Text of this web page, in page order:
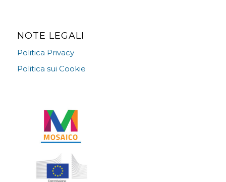
NOTE LEGALI
Politica Privacy
Politica sui Cookie